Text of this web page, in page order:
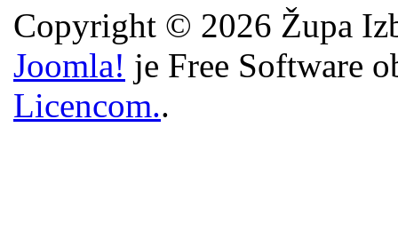
Copyright © 2026 Župa
Joomla! je Free Software
Licencom..